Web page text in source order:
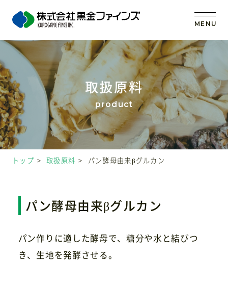
MENU
トップ
当社の強み
事業内容
取扱原料
取扱原料
トップ 取扱原料 パン酵母由来βグルカン
パン酵母由来βグルカン
パン作りに適した酵母で、糖分や水と結びつ
き、生地を発酵させる。